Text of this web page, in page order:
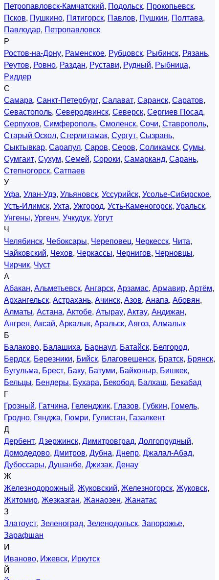
Петропавловск-Камчатский, Подольск, Прокопьевск,
Псков, Пушкино, Пятигорск, Павлов, Пушкин, Полтава,
Павлодар, Петропавловск
Р
Ростов-на-Дону, Раменское, Рубцовск, Рыбинск, Рязань,
Реутов, Ровно, Раздан, Рустави, Рудный, Рыбница,
Риддер
С
Самара, Санкт-Петербург, Салават, Саранск, Саратов,
Севастополь, Северодвинск, Северск, Сергиев Посад,
Серпухов, Симферополь, Смоленск, Сочи, Ставрополь,
Старый Оскол, Стерлитамак, Сургут, Сызрань,
Сыктывкар, Сарапул, Саров, Серов, Соликамск, Сумы,
Сумгаит, Сухум, Семей, Сороки, Самарканд, Сарань,
Степногорск, Сатпаев
У
Уфа, Улан-Удэ, Ульяновск, Уссурийск, Усолье-Сибирское,
Усть-Илимск, Ухта, Ужгород, Усть-Каменогорск, Уральск,
Унгены, Ургенч, Учкудук, Ургут
Ч
Челябинск, Чебоксары, Череповец, Черкесск, Чита,
Чайковский, Чехов, Черкассы, Чернигов, Черновцы,
Чирчик, Чуст
А
Абакан, Альметьевск, Ангарск, Арзамас, Армавир, Артём,
Архангельск, Астрахань, Ачинск, Азов, Анапа, Абовян,
Алматы, Астана, Актобе, Атырау, Актау, Андижан,
Ангрен, Аксай, Аркалык, Аральск, Аягоз, Алмалык
Б
Балаково, Балашиха, Барнаул, Батайск, Белгород,
Бердск, Березники, Бийск, Благовещенск, Братск, Брянск,
Бугульма, Брест, Баку, Батуми, Байконыр, Бишкек,
Бельцы, Бендеры, Бухара, Бекобод, Балхаш, Бекабад
Г
Грозный, Гатчина, Геленджик, Глазов, Губкин, Гомель,
Гродно, Гянджа, Гюмри, Гулистан, Газалкент
Д
Дербент, Дзержинск, Димитровград, Долгопрудный,
Домодедово, Дмитров, Дубна, Днепр, Джалал-Абад,
Дубоссары, Душанбе, Джизак, Денау
Ж
Железнодорожный, Жуковский, Железногорск, Жуковск,
Житомир, Жезказган, Жанаозен, Жанатас
З
Златоуст, Зеленоград, Зеленодольск, Запорожье,
Зарафшан
И
Иваново, Ижевск, Иркутск
Й